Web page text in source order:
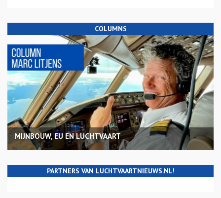
COLUMNS
MIJNBOUW, EU EN LUCHTVAART
PARTNERS VAN LUCHTVAARTNIEUWS.NL!